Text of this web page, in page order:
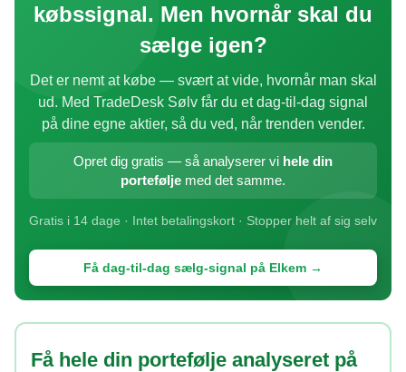
købssignal. Men hvornår skal du
sælge igen?
Det er nemt at købe — svært at vide, hvornår man skal
ud. Med TradeDesk Sølv får du et dag-til-dag signal
på dine egne aktier, så du ved, når trenden vender.
Opret dig gratis — så analyserer vi hele din
portefølje med det samme.
Gratis i 14 dage · Intet betalingskort · Stopper helt af sig selv
Få dag-til-dag sælg-signal på Elkem →
Få hele din portefølje analyseret på